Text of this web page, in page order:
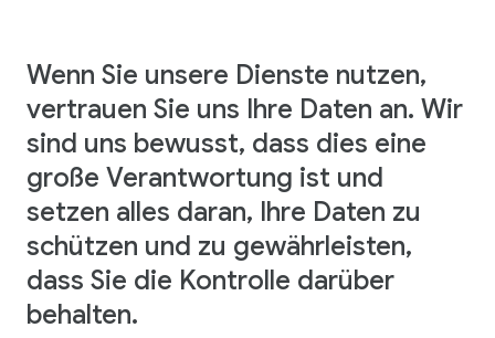
Wenn Sie unsere Dienste nutzen,
vertrauen Sie uns Ihre Daten an. Wir
sind uns bewusst, dass dies eine
große Verantwortung ist und
setzen alles daran, Ihre Daten zu
schützen und zu gewährleisten,
dass Sie die Kontrolle darüber
behalten.